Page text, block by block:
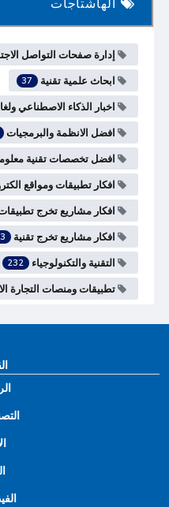
إدارة صفحات التواصل
ابحاث علمية تقنية 37
اخبار الذكاء الاصطناعي
افضل الانظمة والبرمجيات
افضل تخصصات تقنية
افكار تطبيقات ومواقع
افكار مشاريع تخرج
افكار مشاريع تخرج تقنية
التقنية والتكنولوجياء 232
تطبيقات ومنصات التجارة